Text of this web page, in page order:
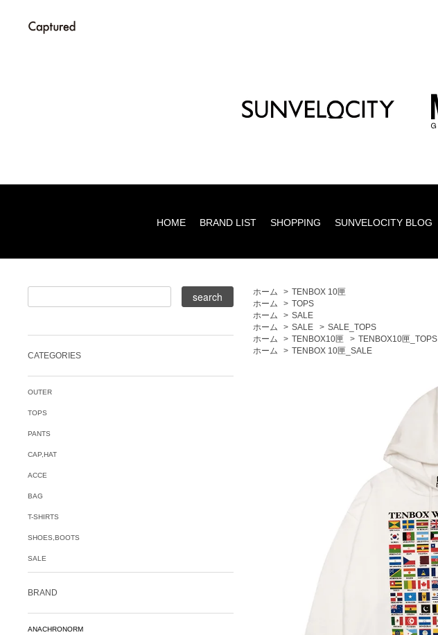
HOME BRAND LIST SHOPPING SUNVELOCITY BLOG
ホーム > TENBOX 10匣
ホーム
> TOPS
ホーム
> SALE
ホーム
> SALE > SALE_TOPS
ホーム
> TENBOX10匣 > TENBOX10匣_TOPS
ホーム
> TENBOX 10匣_SALE
CATEGORIES
OUTER
TOPS
PANTS
CAP,HAT
ACCE
BAG
T-SHIRTS
SHOES,BOOTS
SALE
BRAND
ANACHRONORM